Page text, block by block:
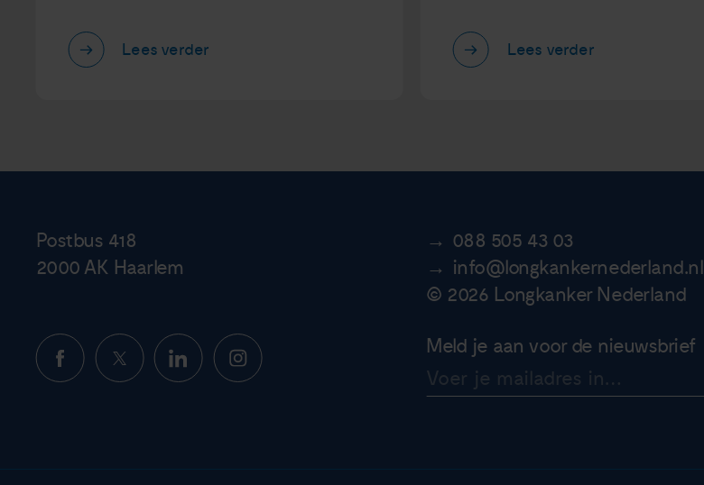
Lees verder Lees verder
Postbus 418
2000 AK Haarlem
088 505 43 03
info@longkankernederland.nl
© 2026 Longkanker Nederland
Meld je aan voor de nieuwsbrief